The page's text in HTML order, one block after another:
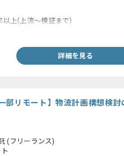
以上(上流～検証まで)
詳細を見る
部リモート】物流計画構想検
(フリーランス)